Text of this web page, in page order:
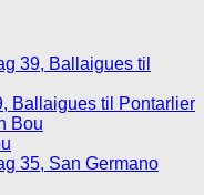
39, Ballaigues til
Ballaigues til Pontarlier
Bou
35, San Germano